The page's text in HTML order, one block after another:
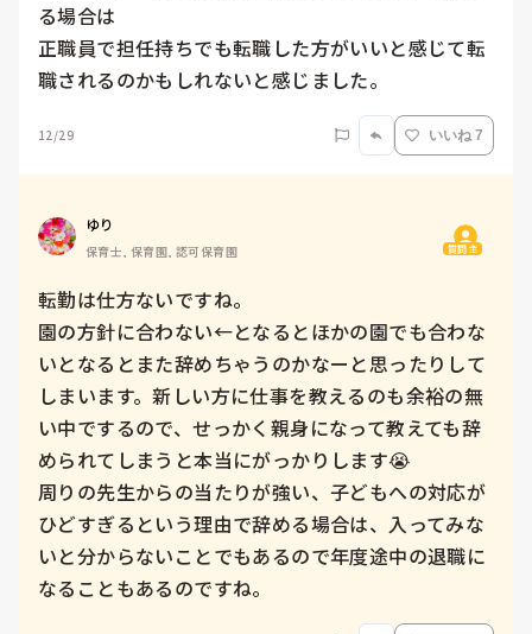
る場合は
正職員で担任持ちでも転職した方がいいと感じて転
職されるのかもしれないと感じました。
12/29 いいね 7
ゆり
保育士, 保育園, 認可保育園 質問主
転勤は仕方ないですね。
園の方針に合わない←となるとほかの園でも合わな
いとなるとまた辞めちゃうのかなーと思ったりして
しまいます。新しい方に仕事を教えるのも余裕の無
い中でするので、せっかく親身になって教えても辞
められてしまうと本当にがっかりします😭
周りの先生からの当たりが強い、子どもへの対応が
ひどすぎるという理由で辞める場合は、入ってみな
いと分からないことでもあるので年度途中の退職に
なることもあるのですね。